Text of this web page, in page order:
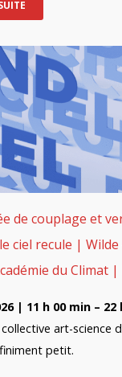
de couplage et
ciel recule | Wilde
du Climat |
| 11 h 00 min – 22
art-science
petit.